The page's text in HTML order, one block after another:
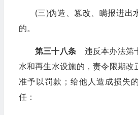
(三)伪造、篡改、瞒报进出
的。
第三十八条 违反本办法第
水和再生水设施的，责令限期改
准予以罚款；给他人造成损失
任：